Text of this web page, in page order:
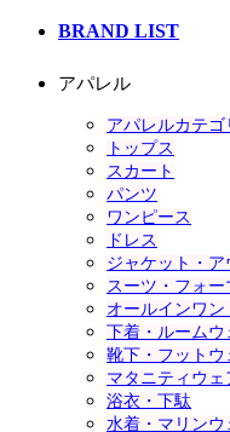
BRAND LIST
アパレル
アパレルカテゴ
トップス
スカート
パンツ
ワンピース
ドレス
ジャケット・ア
スーツ・フォー
オールインワ
下着・ルームウ
靴下・フットウ
マタニティウェ
浴衣・下駄
水着・マリンウ